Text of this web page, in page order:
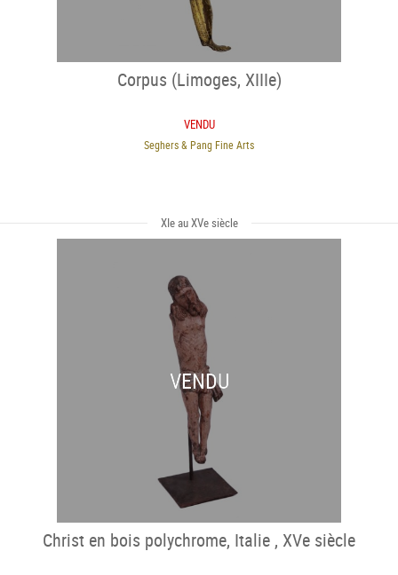
Corpus (Limoges, XIIIe)
VENDU
Seghers & Pang Fine Arts
XIe au XVe siècle
VENDU
Christ en bois polychrome, Italie , XVe siècle